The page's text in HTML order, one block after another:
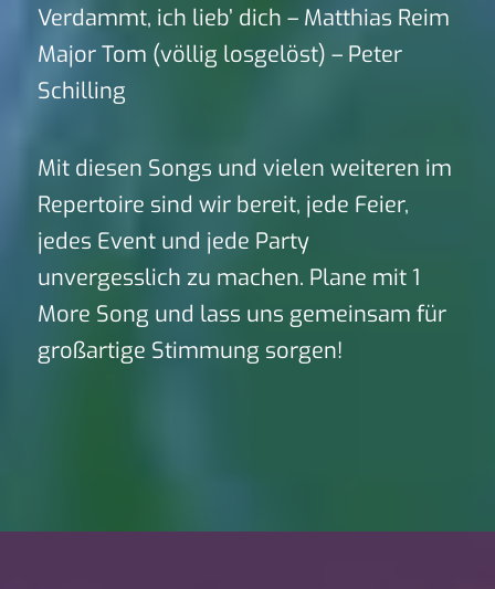
Verdammt, ich lieb’ dich – Matthias Reim
Major Tom (völlig losgelöst) – Peter
Schilling
Mit diesen Songs und vielen weiteren im
Repertoire sind wir bereit, jede Feier,
jedes Event und jede Party
unvergesslich zu machen. Plane mit 1
More Song und lass uns gemeinsam für
großartige Stimmung sorgen!